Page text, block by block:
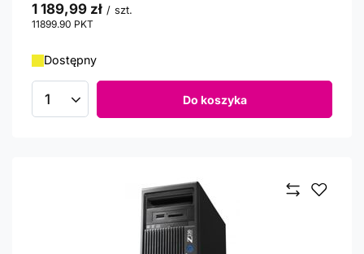
1 189,99 zł / szt.
11899.90 PKT
Dostępny
Ilość produktów Do koszyka